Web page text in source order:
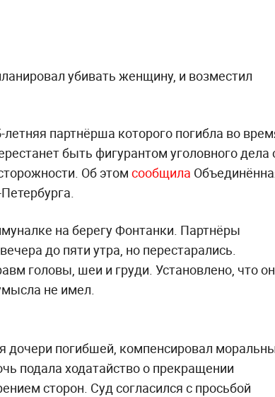
убивать женщину, и возместил
партнёрша которого погибла во
быть фигурантом уголовного дела
Об этом сообщила
на берегу Фонтанки. Партнёры
до пяти утра, но перестарались.
головы, шеи и груди. Установлено, что он
не имел.
дочери погибшей, компенсировал
подала ходатайство о прекращении
сторон. Суд согласился с просьбой